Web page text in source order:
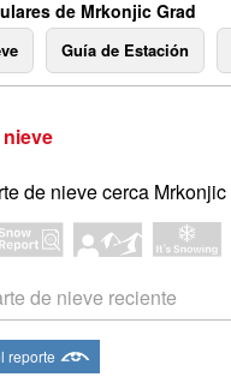
de Mrkonjic Grad
Guía de Estación
de nieve cerca Mrkonjic
de nieve reciente
reporte